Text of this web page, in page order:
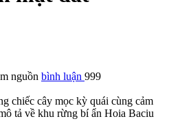
nguồn bình luận 999
chiếc cây mọc kỳ quái cùng cảm
tả về khu rừng bí ẩn Hoia Baciu